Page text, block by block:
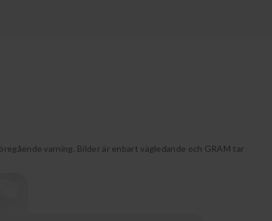
varning. Bilder är enbart vägledande och GRAM tar